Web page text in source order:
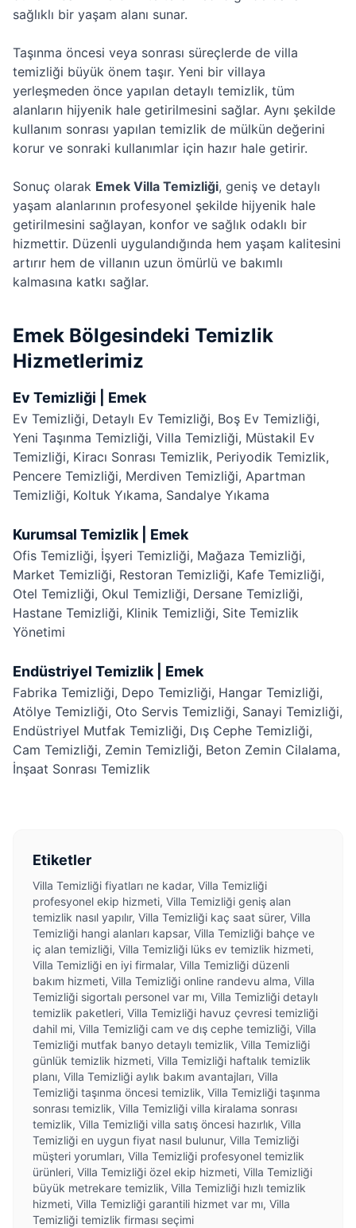
sağlıklı bir yaşam alanı sunar.
Taşınma öncesi veya sonrası süreçlerde de villa
temizliği büyük önem taşır. Yeni bir villaya
yerleşmeden önce yapılan detaylı temizlik, tüm
alanların hijyenik hale getirilmesini sağlar. Aynı şekilde
kullanım sonrası yapılan temizlik de mülkün değerini
korur ve sonraki kullanımlar için hazır hale getirir.
Sonuç olarak Emek Villa Temizliği, geniş ve detaylı
yaşam alanlarının profesyonel şekilde hijyenik hale
getirilmesini sağlayan, konfor ve sağlık odaklı bir
hizmettir. Düzenli uygulandığında hem yaşam kalitesini
artırır hem de villanın uzun ömürlü ve bakımlı
kalmasına katkı sağlar.
Emek Bölgesindeki Temizlik
Hizmetlerimiz
Ev Temizliği | Emek
Ev Temizliği, Detaylı Ev Temizliği, Boş Ev Temizliği,
Yeni Taşınma Temizliği, Villa Temizliği, Müstakil Ev
Temizliği, Kiracı Sonrası Temizlik, Periyodik Temizlik,
Pencere Temizliği, Merdiven Temizliği, Apartman
Temizliği, Koltuk Yıkama, Sandalye Yıkama
Kurumsal Temizlik | Emek
Ofis Temizliği, İşyeri Temizliği, Mağaza Temizliği,
Market Temizliği, Restoran Temizliği, Kafe Temizliği,
Otel Temizliği, Okul Temizliği, Dersane Temizliği,
Hastane Temizliği, Klinik Temizliği, Site Temizlik
Yönetimi
Endüstriyel Temizlik | Emek
Fabrika Temizliği, Depo Temizliği, Hangar Temizliği,
Atölye Temizliği, Oto Servis Temizliği, Sanayi Temizliği,
Endüstriyel Mutfak Temizliği, Dış Cephe Temizliği,
Cam Temizliği, Zemin Temizliği, Beton Zemin Cilalama,
İnşaat Sonrası Temizlik
Etiketler
Villa Temizliği fiyatları ne kadar, Villa Temizliği
profesyonel ekip hizmeti, Villa Temizliği geniş alan
temizlik nasıl yapılır, Villa Temizliği kaç saat sürer, Villa
Temizliği hangi alanları kapsar, Villa Temizliği bahçe ve
iç alan temizliği, Villa Temizliği lüks ev temizlik hizmeti,
Villa Temizliği en iyi firmalar, Villa Temizliği düzenli
bakım hizmeti, Villa Temizliği online randevu alma, Villa
Temizliği sigortalı personel var mı, Villa Temizliği detaylı
temizlik paketleri, Villa Temizliği havuz çevresi temizliği
dahil mi, Villa Temizliği cam ve dış cephe temizliği, Villa
Temizliği mutfak banyo detaylı temizlik, Villa Temizliği
günlük temizlik hizmeti, Villa Temizliği haftalık temizlik
planı, Villa Temizliği aylık bakım avantajları, Villa
Temizliği taşınma öncesi temizlik, Villa Temizliği taşınma
sonrası temizlik, Villa Temizliği villa kiralama sonrası
temizlik, Villa Temizliği villa satış öncesi hazırlık, Villa
Temizliği en uygun fiyat nasıl bulunur, Villa Temizliği
müşteri yorumları, Villa Temizliği profesyonel temizlik
ürünleri, Villa Temizliği özel ekip hizmeti, Villa Temizliği
büyük metrekare temizlik, Villa Temizliği hızlı temizlik
hizmeti, Villa Temizliği garantili hizmet var mı, Villa
Temizliği temizlik firması seçimi